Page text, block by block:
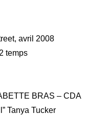
avril 2008
temps
BRAS – CDA
Tanya Tucker